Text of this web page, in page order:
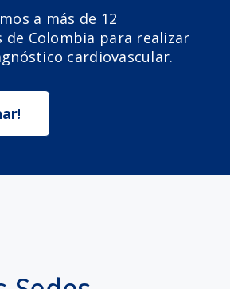
a más de 12
Colombia para realizar
cardiovascular.